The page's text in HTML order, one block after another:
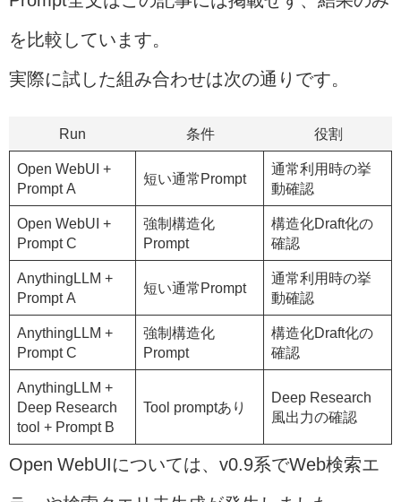
を比較しています。
実際に試した組み合わせは次の通りです。
Run 条件 役割
Open WebUI +
Prompt A
短い通常Prompt
通常利用時の挙
動確認
Open WebUI +
Prompt C
強制構造化
Prompt
構造化Draft化の
確認
AnythingLLM +
Prompt A
短い通常Prompt
通常利用時の挙
動確認
AnythingLLM +
Prompt C
強制構造化
Prompt
構造化Draft化の
確認
AnythingLLM +
Deep Research
tool + Prompt B
Tool promptあり
Deep Research
風出力の確認
Open WebUIについては、v0.9系でWeb検索エ